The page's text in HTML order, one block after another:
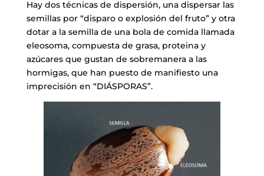
Hay dos técnicas de dispersión, una dispersar las
semillas por “disparo o explosión del fruto” y otra
dotar a la semilla de una bola de comida llamada
eleosoma, compuesta de grasa, proteina y
azúcares que gustan de sobremanera a las
hormigas, que han puesto de manifiesto una
imprecisión en “DIÁSPORAS”.